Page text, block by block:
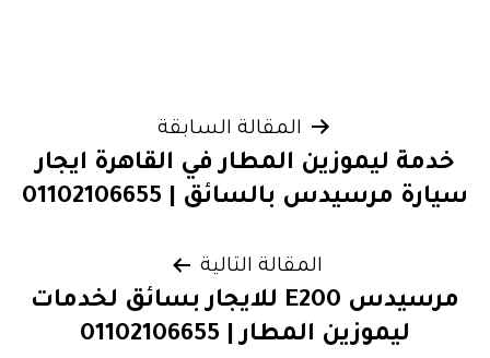
المقالات
المقالة السابقة
خدمة ليموزين المطار في القاهرة ايجار
سيارة مرسيدس بالسائق | 01102106655
المقالة التالية
مرسيدس E200 للايجار بسائق لخدمات
ليموزين المطار | 01102106655